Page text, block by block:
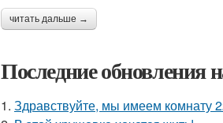
читать дальше →
Последние обновления
1. Здравствуйте, мы имеем комнату